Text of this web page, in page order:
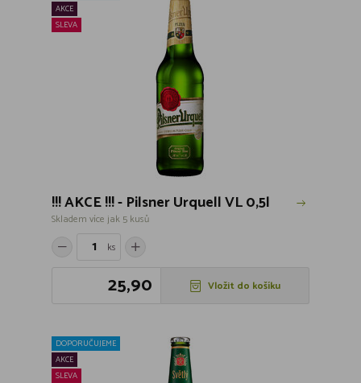
AKCE
SLEVA
!!! AKCE !!! - Pilsner Urquell VL 0,5l
Skladem více jak 5 kusů
ks
25,90 Vložit do košíku
DOPORUČUJEME
AKCE
SLEVA